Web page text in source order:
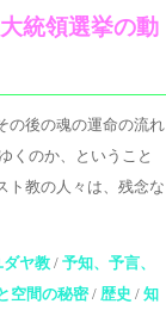
統領選挙の動
の後の魂の運命の流れ
くのか、ということ
ト教の人々は、残念な
ダヤ教 / 予知、予言、
空間の秘密/ 歴史 / 知